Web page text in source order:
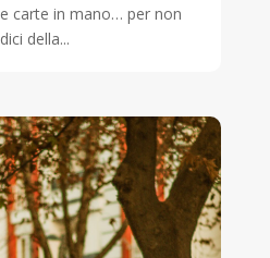
carte in mano… per non
della...